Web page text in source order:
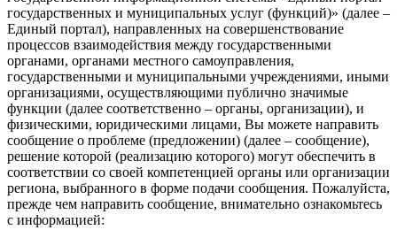
государственных и муниципальных услуг (функций)» (далее –
Единый портал), направленных на совершенствование
процессов взаимодействия между государственными
органами, органами местного самоуправления,
государственными и муниципальными учреждениями, иными
организациями, осуществляющими публично значимые
функции (далее соответственно – органы, организации), и
физическими, юридическими лицами, Вы можете направить
сообщение о проблеме (предложении) (далее – сообщение),
решение которой (реализацию которого) могут обеспечить в
соответствии со своей компетенцией органы или организации
региона, выбранного в форме подачи сообщения. Пожалуйста,
прежде чем направить сообщение, внимательно ознакомьтесь
с информацией: